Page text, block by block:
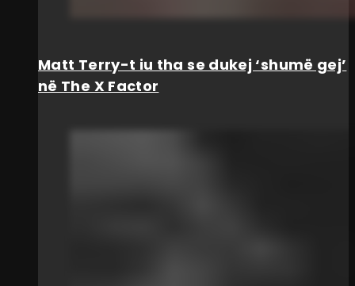
Matt Terry-t iu tha se dukej ‘shumë gej’
në The X Factor